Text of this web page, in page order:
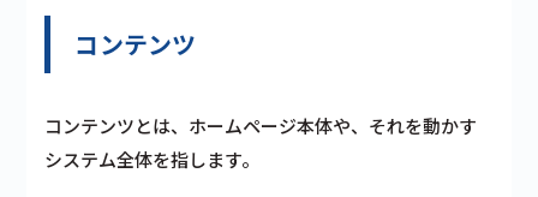
コンテンツ
コンテンツとは、ホームページ本体や、それを動かす
システム全体を指します。